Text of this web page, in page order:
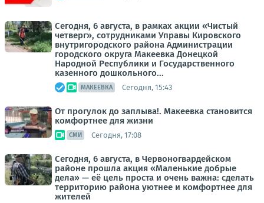
Сегодня, 6 августа, в рамках акции «Чистый
четверг», сотрудниками Управы Кировского
внутригородского района Администрации
городского округа Макеевка Донецкой
Народной Республики и Государственного
казенного дошкольного...
МАКЕЕВКА Сегодня, 15:43
От прогулок до заплыва!. Макеевка становится
комфортнее для жизни
СМИ Сегодня, 17:08
Сегодня, 6 августа, в Червоногвардейском
районе прошла акция «Маленькие добрые
дела» — её цель проста и очень важна: сделать
территорию района уютнее и комфортнее для
жителей